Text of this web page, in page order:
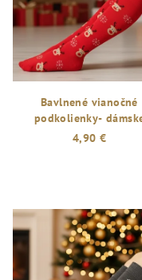
Bavlnené vianočné
podkolienky-
4,90 €